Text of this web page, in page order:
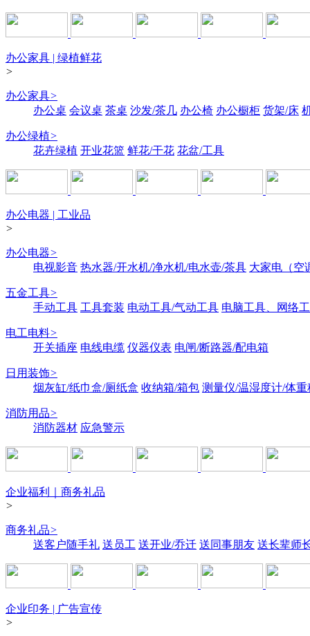
办公家具 | 绿植鲜花
>
办公家具>
办公桌 会议桌 茶桌 沙发/茶几 办公椅 办公橱柜 货架/床
办公绿植>
花卉绿植 开业花篮 鲜花/干花 花盆/工具
办公电器 | 工业品
>
办公电器>
电视影音 热水器/开水机/净水机/电水壶/茶具 大家电（空
五金工具>
手动工具 工具套装 电动工具/气动工具 电脑工具、网络
电工电料>
开关插座 电线电缆 仪器仪表 电闸/断路器/配电箱
日用装饰>
烟灰缸/纸巾盒/厕纸盒 收纳箱/箱包 测量仪/温湿度计/体重
消防用品>
消防器材 应急警示
企业福利｜商务礼品
>
商务礼品>
送客户随手礼 送员工 送开业/乔迁 送同事朋友 送长辈师
企业印务 | 广告宣传
>